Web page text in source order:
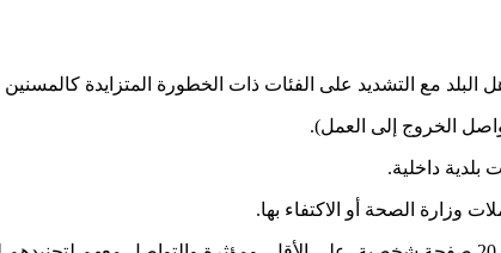
مع التشديد على الفئات ذات الخطورة المتزايدة
الخروج إلى العمل).
داخلية.
وزارة الصحة أو الاكتفاء بها.